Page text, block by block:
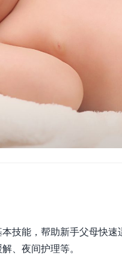
技能，帮助新手父母快速
、夜间护理等。